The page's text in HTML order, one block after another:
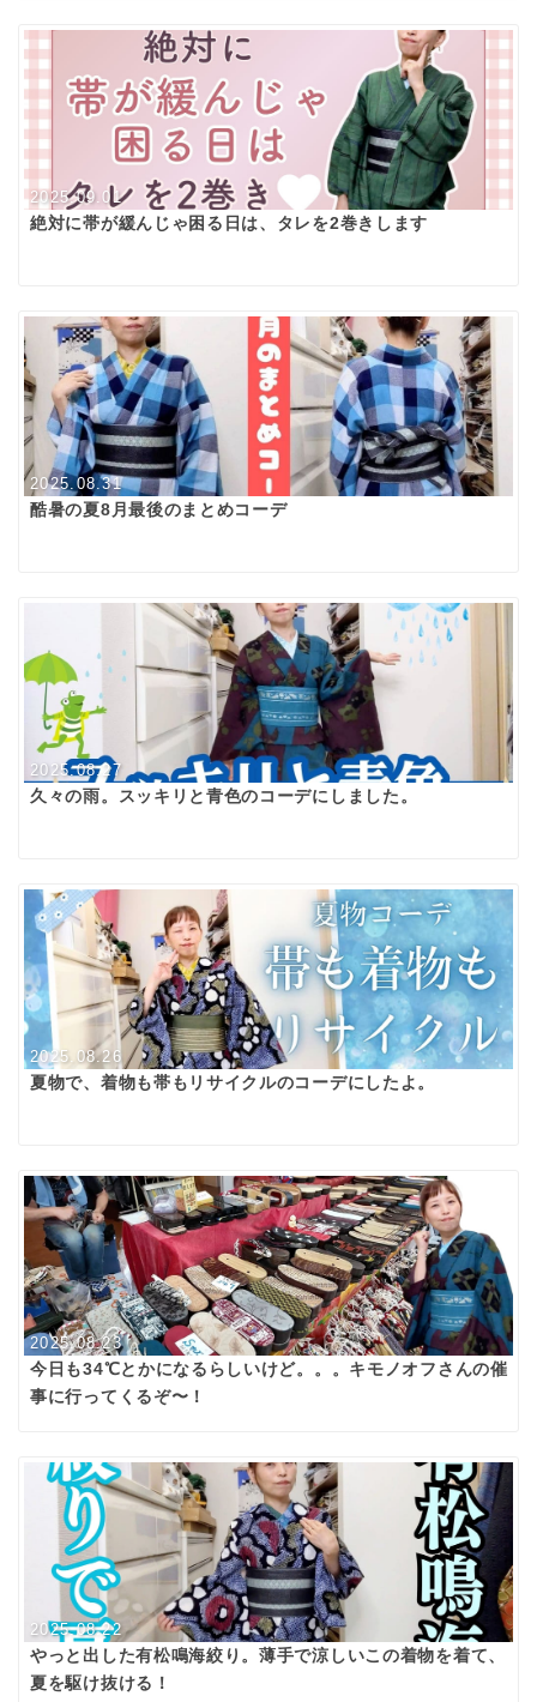
2025.09.01
絶対に帯が緩んじゃ困る日は、タレを2巻きします
2025.08.31
酷暑の夏8月最後のまとめコーデ
2025.08.27
久々の雨。スッキリと青色のコーデにしました。
2025.08.26
夏物で、着物も帯もリサイクルのコーデにしたよ。
2025.08.23
今日も34℃とかになるらしいけど。。。キモノオフさんの催
事に行ってくるぞ〜！
2025.08.22
やっと出した有松鳴海絞り。薄手で涼しいこの着物を着て、
夏を駆け抜ける！